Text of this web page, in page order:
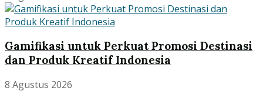
Gamifikasi untuk Perkuat Promosi Destinasi
dan Produk Kreatif Indonesia
8 Agustus 2026